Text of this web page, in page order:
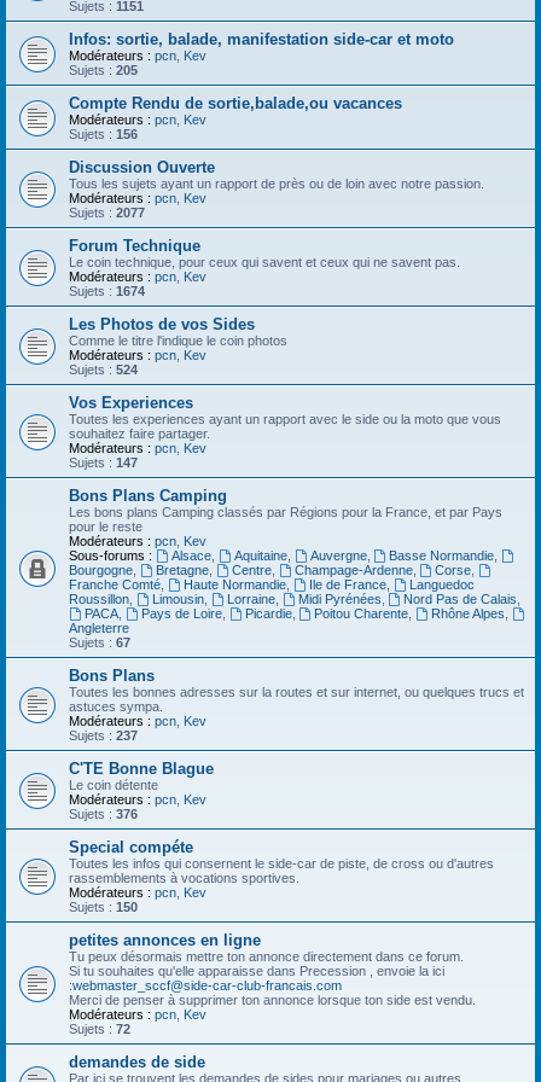
Sujets : 1151
Infos: sortie, balade, manifestation side-car et moto
Modérateurs : pcn Kev
Sujets : 205
Compte Rendu de sortie,balade,ou vacances
Modérateurs : pcn Kev
Sujets : 156
Discussion Ouverte
Tous les sujets ayant un rapport de près ou de loin avec notre passion.
Modérateurs : pcn Kev
Sujets : 2077
Forum Technique
Le coin technique, pour ceux qui savent et ceux qui ne savent pas.
Modérateurs : pcn Kev
Sujets : 1674
Les Photos de vos Sides
Comme le titre l'indique le coin photos
Modérateurs : pcn Kev
Sujets : 524
Vos Experiences
Toutes les experiences ayant un rapport avec le side ou la moto que vous
souhaitez faire partager.
Modérateurs : pcn Kev
Sujets : 147
Bons Plans Camping
Les bons plans Camping classés par Régions pour la France, et par Pays
pour le reste
Modérateurs : pcn Kev
Sous-forums :
Alsace, Aquitaine, Auvergne, Basse Normandie
Bourgogne
Bretagne, Centre, Champage-Ardenne, Corse
Franche Comté
Haute Normandie, Ile de France,
Languedoc
Roussillon
Limousin, Lorraine, Midi Pyrénées Nord Pas de Calais
PACA, Pays de Loire, Picardie, Poitou Charente Rhône Alpes
Angleterre
Sujets : 67
Bons Plans
Toutes les bonnes adresses sur la routes et sur internet, ou quelques trucs et
astuces sympa.
Modérateurs : pcn Kev
Sujets : 237
C'TE Bonne Blague
Le coin détente
Modérateurs : pcn Kev
Sujets : 376
Special compéte
Toutes les infos qui consernent le side-car de piste, de cross ou d'autres
rassemblements à vocations sportives.
Modérateurs : pcn Kev
Sujets : 150
petites annonces en ligne
Tu peux désormais mettre ton annonce directement dans ce forum.
Si tu souhaites qu'elle apparaisse dans Precession , envoie la ici
:webmaster_sccf@side-car-club-francais.com
Merci de penser à supprimer ton annonce lorsque ton side est vendu.
Modérateurs : pcn Kev
Sujets : 72
demandes de side
Par ici se trouvent les demandes de sides pour mariages ou autres